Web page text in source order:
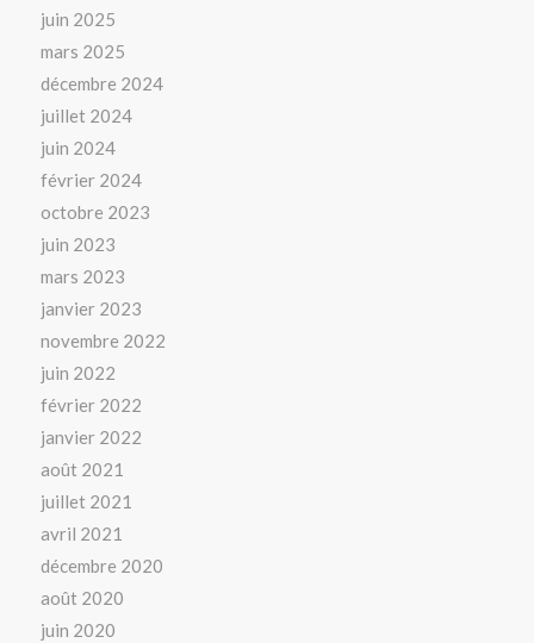
juin 2025
mars 2025
décembre 2024
juillet 2024
juin 2024
février 2024
octobre 2023
juin 2023
mars 2023
janvier 2023
novembre 2022
juin 2022
février 2022
janvier 2022
août 2021
juillet 2021
avril 2021
décembre 2020
août 2020
juin 2020